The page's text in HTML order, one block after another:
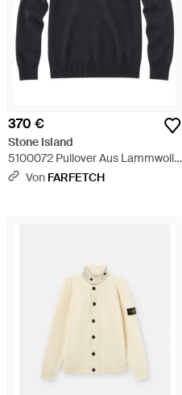
370 €
Stone Island
5100072 Pullover Aus Lammwolle
- Blau
Von FARFETCH